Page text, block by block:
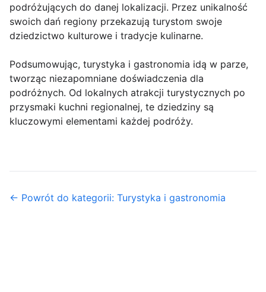
podróżujących do danej lokalizacji. Przez unikalność
swoich dań regiony przekazują turystom swoje
dziedzictwo kulturowe i tradycje kulinarne.
Podsumowując, turystyka i gastronomia idą w parze,
tworząc niezapomniane doświadczenia dla
podróżnych. Od lokalnych atrakcji turystycznych po
przysmaki kuchni regionalnej, te dziedziny są
kluczowymi elementami każdej podróży.
← Powrót do kategorii: Turystyka i gastronomia